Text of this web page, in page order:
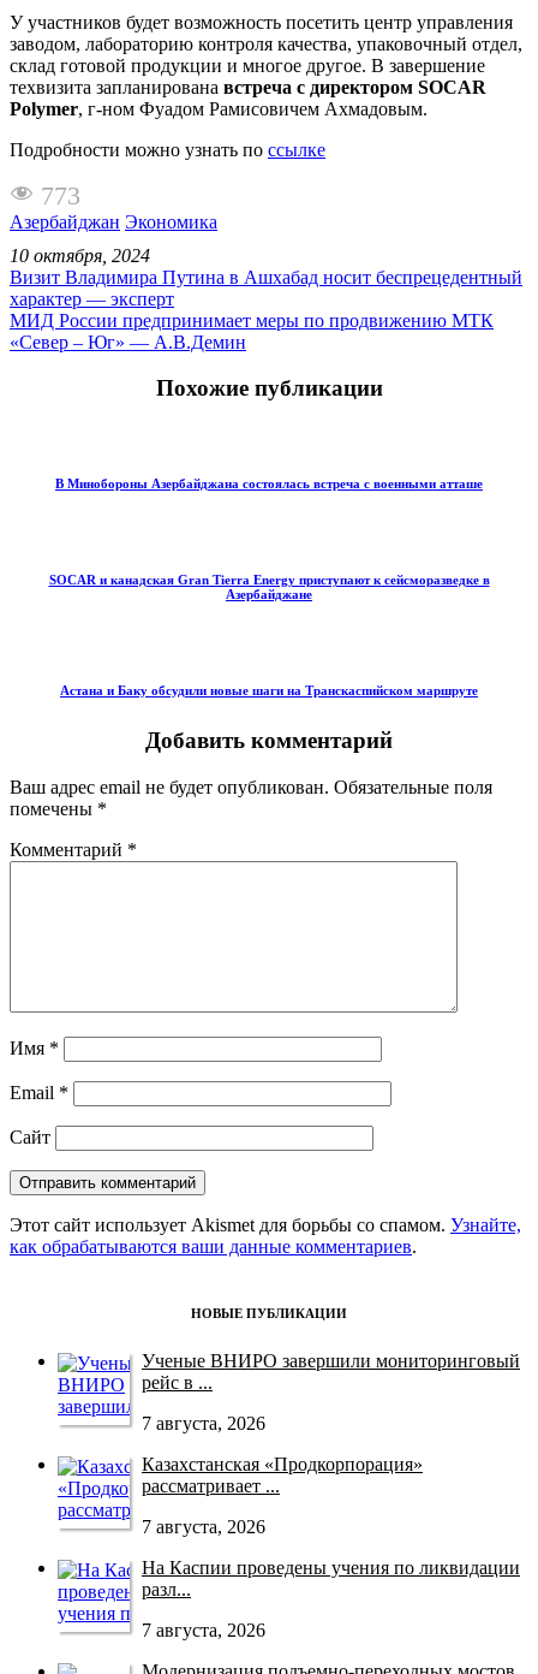
У участников будет возможность посетить центр управления
заводом, лабораторию контроля качества, упаковочный отдел,
склад готовой продукции и многое другое. В завершение
техвизита запланирована встреча с директором SOCAR
Polymer, г-ном Фуадом Рамисовичем Ахмадовым.
Подробности можно узнать по ссылке
773
Азербайджан Экономика
10 октября, 2024
Визит Владимира Путина в Ашхабад носит беспрецедентный
характер — эксперт
МИД России предпринимает меры по продвижению МТК
«Север – Юг» — А.В.Демин
Похожие публикации
В Минобороны Азербайджана состоялась встреча с военными атташе
SOCAR и канадская Gran Tierra Energy приступают к сейсморазведке в
Азербайджане
Астана и Баку обсудили новые шаги на Транскаспийском маршруте
Добавить комментарий
Ваш адрес email не будет опубликован. Обязательные поля
помечены *
Комментарий *
Имя *
Email *
Сайт
Этот сайт использует Akismet для борьбы со спамом. Узнайте,
как обрабатываются ваши данные комментариев.
НОВЫЕ ПУБЛИКАЦИИ
Ученые ВНИРО завершили мониторинговый
рейс в ...
7 августа, 2026
Казахстанская «Продкорпорация»
рассматривает ...
7 августа, 2026
На Каспии проведены учения по ликвидации
разл...
7 августа, 2026